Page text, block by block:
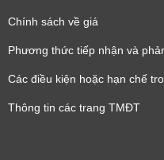
Chính sách về giá
Phương thức tiếp nhận và
Các điều kiện hoặc hạn chế
Thông tin các trang TMĐT